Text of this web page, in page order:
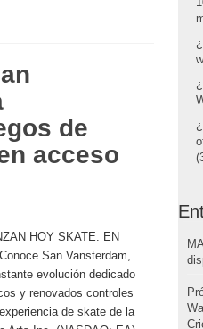
de
acceso
HOY SKATE. EN
San Vansterdam,
evolución dedicado
y renovados controles
de skate de la